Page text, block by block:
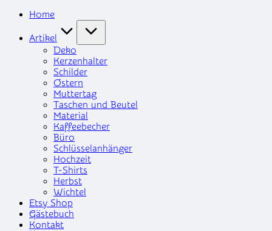
Home
Artikel
Deko
Kerzenhalter
Schilder
Ostern
Muttertag
Taschen und Beutel
Material
Kaffeebecher
Büro
Schlüsselanhänger
Hochzeit
T-Shirts
Herbst
Wichtel
Etsy Shop
Gästebuch
Kontakt